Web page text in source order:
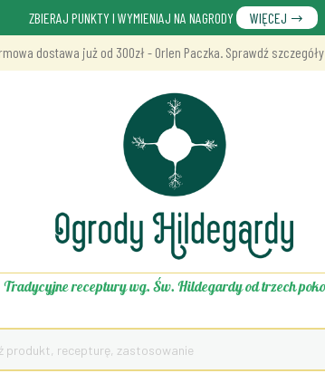
ZBIERAJ PUNKTY I WYMIENIAJ NA NAGRODY
WIĘCEJ
dostawa już od 300zł - Orlen Paczka. Sprawdź szczegóły
Tradycyjne receptury wg. Św. Hildegardy od trzech